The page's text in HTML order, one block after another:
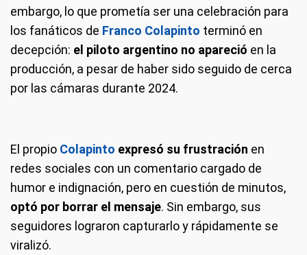
embargo, lo que prometía ser una celebración para
los fanáticos de Franco Colapinto terminó en
decepción: el piloto argentino no apareció en la
producción, a pesar de haber sido seguido de cerca
por las cámaras durante 2024.
El propio Colapinto expresó su frustración en
redes sociales con un comentario cargado de
humor e indignación, pero en cuestión de minutos,
optó por borrar el mensaje. Sin embargo, sus
seguidores lograron capturarlo y rápidamente se
viralizó.